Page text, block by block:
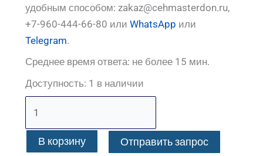
удобным способом: zakaz@cehmasterdon.ru,
+7-960-444-66-80 илиWhatsApp или
Telegram.
Среднее время ответа: не более 15 мин.
Доступность: 1 в наличии
В корзину Отправить запрос